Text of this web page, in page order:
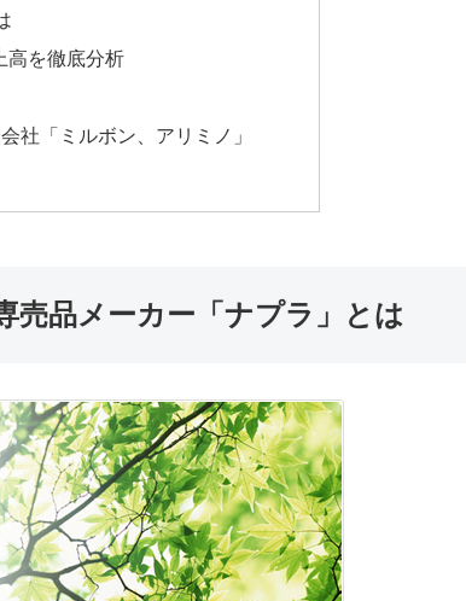
高を徹底分析
社「ミルボン、アリミノ」
売品メーカー「ナプラ」とは